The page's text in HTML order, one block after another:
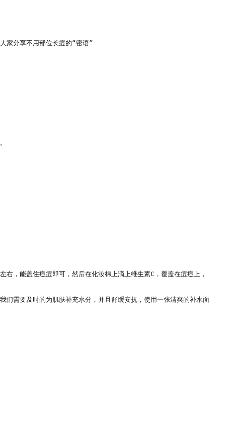
家分享不用部位长痘的“密语”
，能盖住痘痘即可，然后在化妆棉上滴上维生素C，覆盖在痘痘上，
们需要及时的为肌肤补充水分，并且舒缓安抚，使用一张清爽的补水面